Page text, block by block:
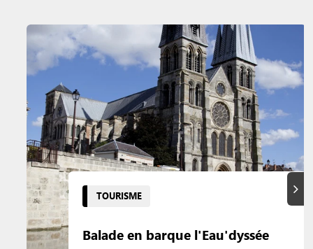
TOURISME
Balade en barque l'Eau'dyssée